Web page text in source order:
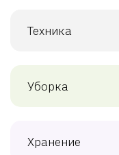
Техника
Уборка
Хранение